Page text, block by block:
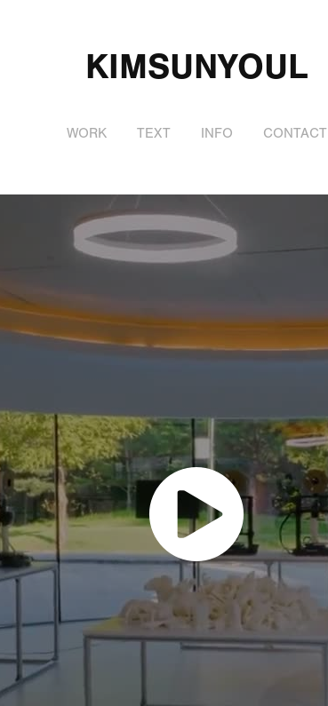
KIMSUNYOUL
WORK TEXT INFO CONTACT